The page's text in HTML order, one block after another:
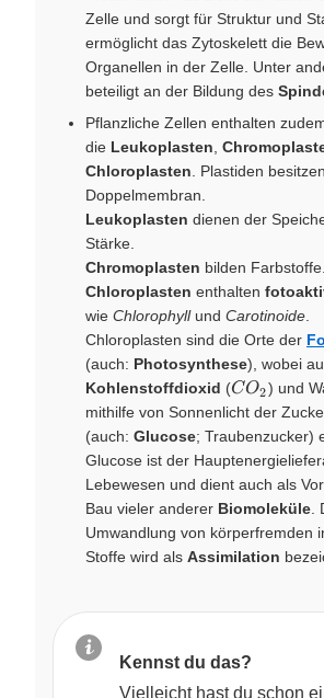
Zelle und sorgt für Struktur und
ermöglicht das Zytoskelett die
Organellen in der Zelle. Unter
beteiligt an der Bildung des
Pflanzliche Zellen enthalten
die Leukoplasten
Chloroplasten . Plastiden
Doppelmembran.
Leukoplasten dienen der
Stärke.
Chromoplasten bilden Farbstoffe.
Chloroplasten enthalten
wie Chlorophyllund Carotinoide
Chloroplasten sind die Orte der
(auch: Photosynthese), wobei
Kohlenstoffdioxid (CO_{2}
CO2) und
mithilfe von Sonnenlicht der
(auch: Glucose; Traubenzucker)
Glucose ist der
Lebewesen und dient auch als
Bau vieler anderer Biomoleküle
Umwandlung von körperfremden
Stoffe wird als Assimilation
Kennst du das?
Vielleicht hast du schon